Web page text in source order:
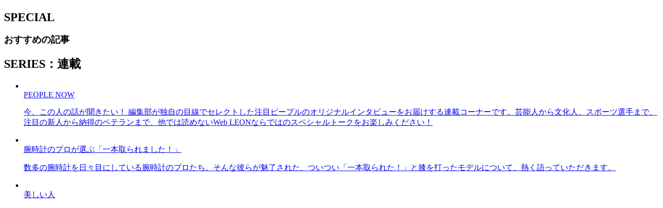
SPECIAL
おすすめの記事
SERIES：連載
PEOPLE NOW
今、この人の話が聞きたい！ 編集部が独自の目線でセレクトした注目ピープルのオリジナルインタビューをお届けする連載コーナーです。芸能人から文化人、スポーツ選手まで、
注目の新人から納得のベテランまで、他では読めないWeb LEONならではのスペシャルトークをお楽しみください！
腕時計のプロが選ぶ「一本取られました！」
数多の腕時計を日々目にしている腕時計のプロたち。そんな彼らが魅了された、ついつい「一本取られた！」と膝を打ったモデルについて、熱く語っていただきます。
美しい人